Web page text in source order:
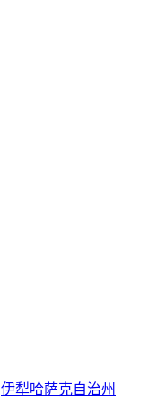
伊犁哈萨克自治州